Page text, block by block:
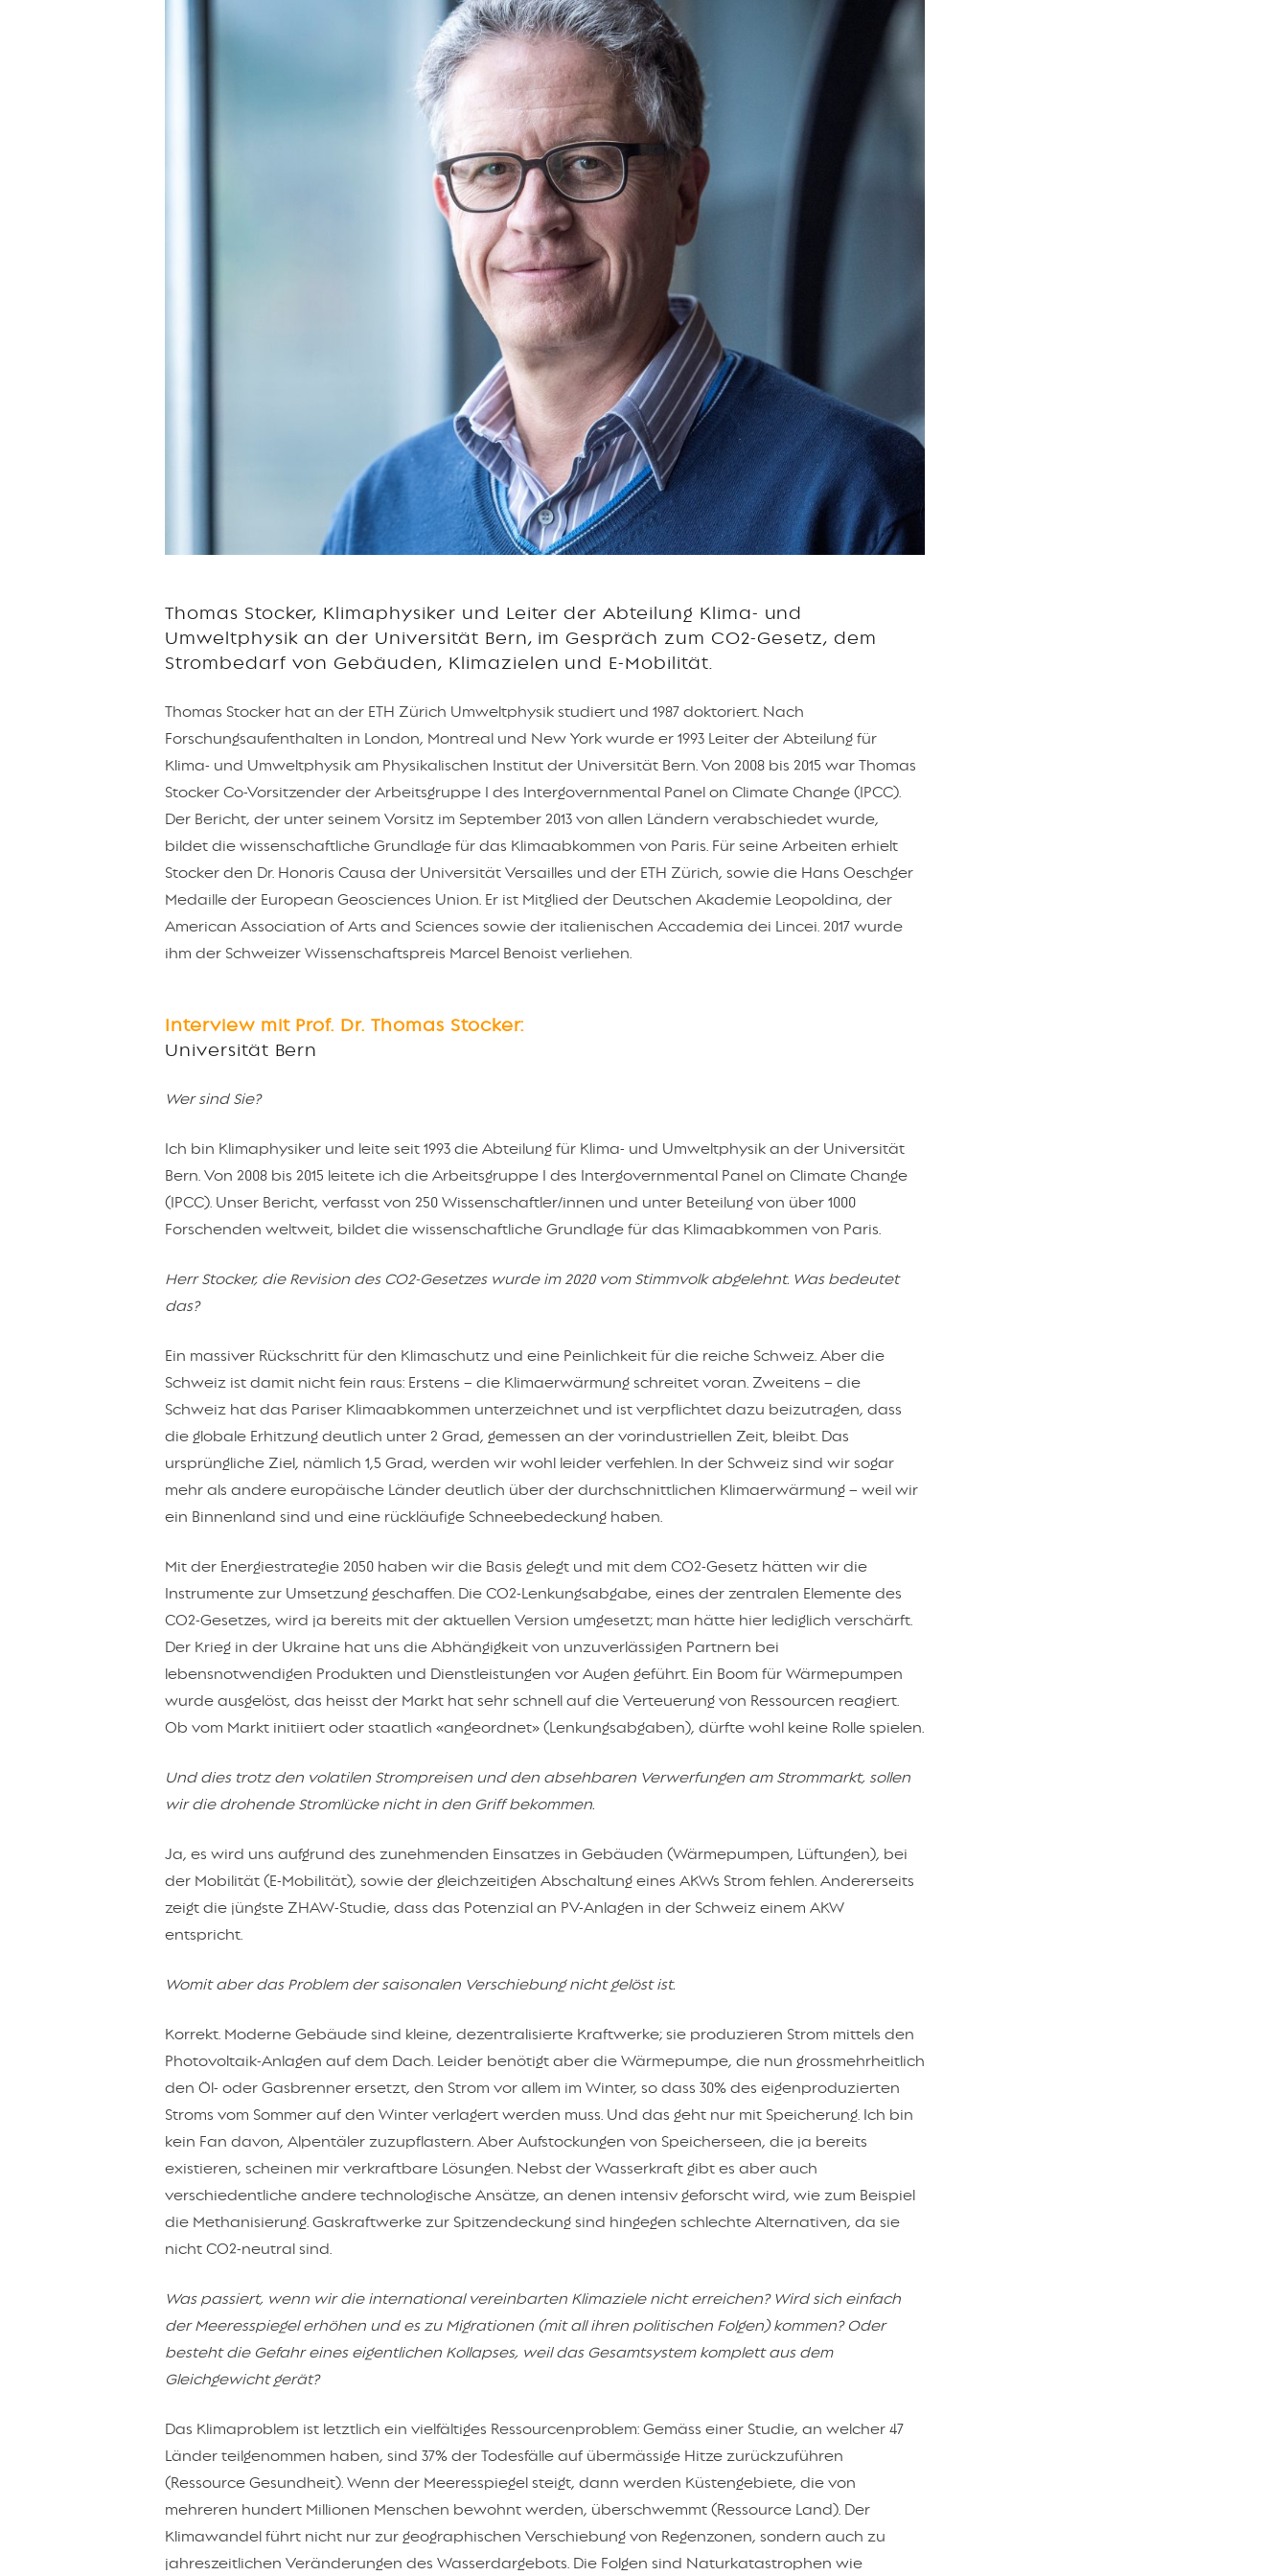
Thomas Stocker, Klimaphysiker und Leiter der Abteilung Klima- und
Umweltphysik an der Universität Bern, im Gespräch zum CO2-Gesetz, dem
Strombedarf von Gebäuden, Klimazielen und E-Mobilität.
Thomas Stocker hat an der ETH Zürich Umweltphysik studiert und 1987 doktoriert. Nach
Forschungsaufenthalten in London, Montreal und New York wurde er 1993 Leiter der Abteilung für
Klima- und Umweltphysik am Physikalischen Institut der Universität Bern. Von 2008 bis 2015 war Thomas
Stocker Co-Vorsitzender der Arbeitsgruppe I des Intergovernmental Panel on Climate Change (IPCC).
Der Bericht, der unter seinem Vorsitz im September 2013 von allen Ländern verabschiedet wurde,
bildet die wissenschaftliche Grundlage für das Klimaabkommen von Paris. Für seine Arbeiten erhielt
Stocker den Dr. Honoris Causa der Universität Versailles und der ETH Zürich, sowie die Hans Oeschger
Medaille der European Geosciences Union. Er ist Mitglied der Deutschen Akademie Leopoldina, der
American Association of Arts and Sciences sowie der italienischen Accademia dei Lincei. 2017 wurde
ihm der Schweizer Wissenschaftspreis Marcel Benoist verliehen.
Interview mit Prof. Dr. Thomas Stocker:
Universität Bern
Wer sind Sie?
Ich bin Klimaphysiker und leite seit 1993 die Abteilung für Klima- und Umweltphysik an der Universität
Bern. Von 2008 bis 2015 leitete ich die Arbeitsgruppe I des Intergovernmental Panel on Climate Change
(IPCC). Unser Bericht, verfasst von 250 Wissenschaftler/innen und unter Beteilung von über 1000
Forschenden weltweit, bildet die wissenschaftliche Grundlage für das Klimaabkommen von Paris.
Herr Stocker, die Revision des CO2-Gesetzes wurde im 2020 vom Stimmvolk abgelehnt. Was bedeutet
das?
Ein massiver Rückschritt für den Klimaschutz und eine Peinlichkeit für die reiche Schweiz. Aber die
Schweiz ist damit nicht fein raus: Erstens – die Klimaerwärmung schreitet voran. Zweitens – die
Schweiz hat das Pariser Klimaabkommen unterzeichnet und ist verpflichtet dazu beizutragen, dass
die globale Erhitzung deutlich unter 2 Grad, gemessen an der vorindustriellen Zeit, bleibt. Das
ursprüngliche Ziel, nämlich 1,5 Grad, werden wir wohl leider verfehlen. In der Schweiz sind wir sogar
mehr als andere europäische Länder deutlich über der durchschnittlichen Klimaerwärmung – weil wir
ein Binnenland sind und eine rückläufige Schneebedeckung haben.
Mit der Energiestrategie 2050 haben wir die Basis gelegt und mit dem CO2-Gesetz hätten wir die
Instrumente zur Umsetzung geschaffen. Die CO2-Lenkungsabgabe, eines der zentralen Elemente des
CO2-Gesetzes, wird ja bereits mit der aktuellen Version umgesetzt; man hätte hier lediglich verschärft.
Der Krieg in der Ukraine hat uns die Abhängigkeit von unzuverlässigen Partnern bei
lebensnotwendigen Produkten und Dienstleistungen vor Augen geführt. Ein Boom für Wärmepumpen
wurde ausgelöst, das heisst der Markt hat sehr schnell auf die Verteuerung von Ressourcen reagiert.
Ob vom Markt initiiert oder staatlich «angeordnet» (Lenkungsabgaben), dürfte wohl keine Rolle spielen.
Und dies trotz den volatilen Strompreisen und den absehbaren Verwerfungen am Strommarkt, sollen
wir die drohende Stromlücke nicht in den Griff bekommen.
Ja, es wird uns aufgrund des zunehmenden Einsatzes in Gebäuden (Wärmepumpen, Lüftungen), bei
der Mobilität (E-Mobilität), sowie der gleichzeitigen Abschaltung eines AKWs Strom fehlen. Andererseits
zeigt die jüngste ZHAW-Studie, dass das Potenzial an PV-Anlagen in der Schweiz einem AKW
entspricht.
Womit aber das Problem der saisonalen Verschiebung nicht gelöst ist.
Korrekt. Moderne Gebäude sind kleine, dezentralisierte Kraftwerke; sie produzieren Strom mittels den
Photovoltaik-Anlagen auf dem Dach. Leider benötigt aber die Wärmepumpe, die nun grossmehrheitlich
den Öl- oder Gasbrenner ersetzt, den Strom vor allem im Winter, so dass 30% des eigenproduzierten
Stroms vom Sommer auf den Winter verlagert werden muss. Und das geht nur mit Speicherung. Ich bin
kein Fan davon, Alpentäler zuzupflastern. Aber Aufstockungen von Speicherseen, die ja bereits
existieren, scheinen mir verkraftbare Lösungen. Nebst der Wasserkraft gibt es aber auch
verschiedentliche andere technologische Ansätze, an denen intensiv geforscht wird, wie zum Beispiel
die Methanisierung. Gaskraftwerke zur Spitzendeckung sind hingegen schlechte Alternativen, da sie
nicht CO2-neutral sind.
Was passiert, wenn wir die international vereinbarten Klimaziele nicht erreichen? Wird sich einfach
der Meeresspiegel erhöhen und es zu Migrationen (mit all ihren politischen Folgen) kommen? Oder
besteht die Gefahr eines eigentlichen Kollapses, weil das Gesamtsystem komplett aus dem
Gleichgewicht gerät?
Das Klimaproblem ist letztlich ein vielfältiges Ressourcenproblem: Gemäss einer Studie, an welcher 47
Länder teilgenommen haben, sind 37% der Todesfälle auf übermässige Hitze zurückzuführen
(Ressource Gesundheit). Wenn der Meeresspiegel steigt, dann werden Küstengebiete, die von
mehreren hundert Millionen Menschen bewohnt werden, überschwemmt (Ressource Land). Der
Klimawandel führt nicht nur zur geographischen Verschiebung von Regenzonen, sondern auch zu
jahreszeitlichen Veränderungen des Wasserdargebots. Die Folgen sind Naturkatastrophen wie